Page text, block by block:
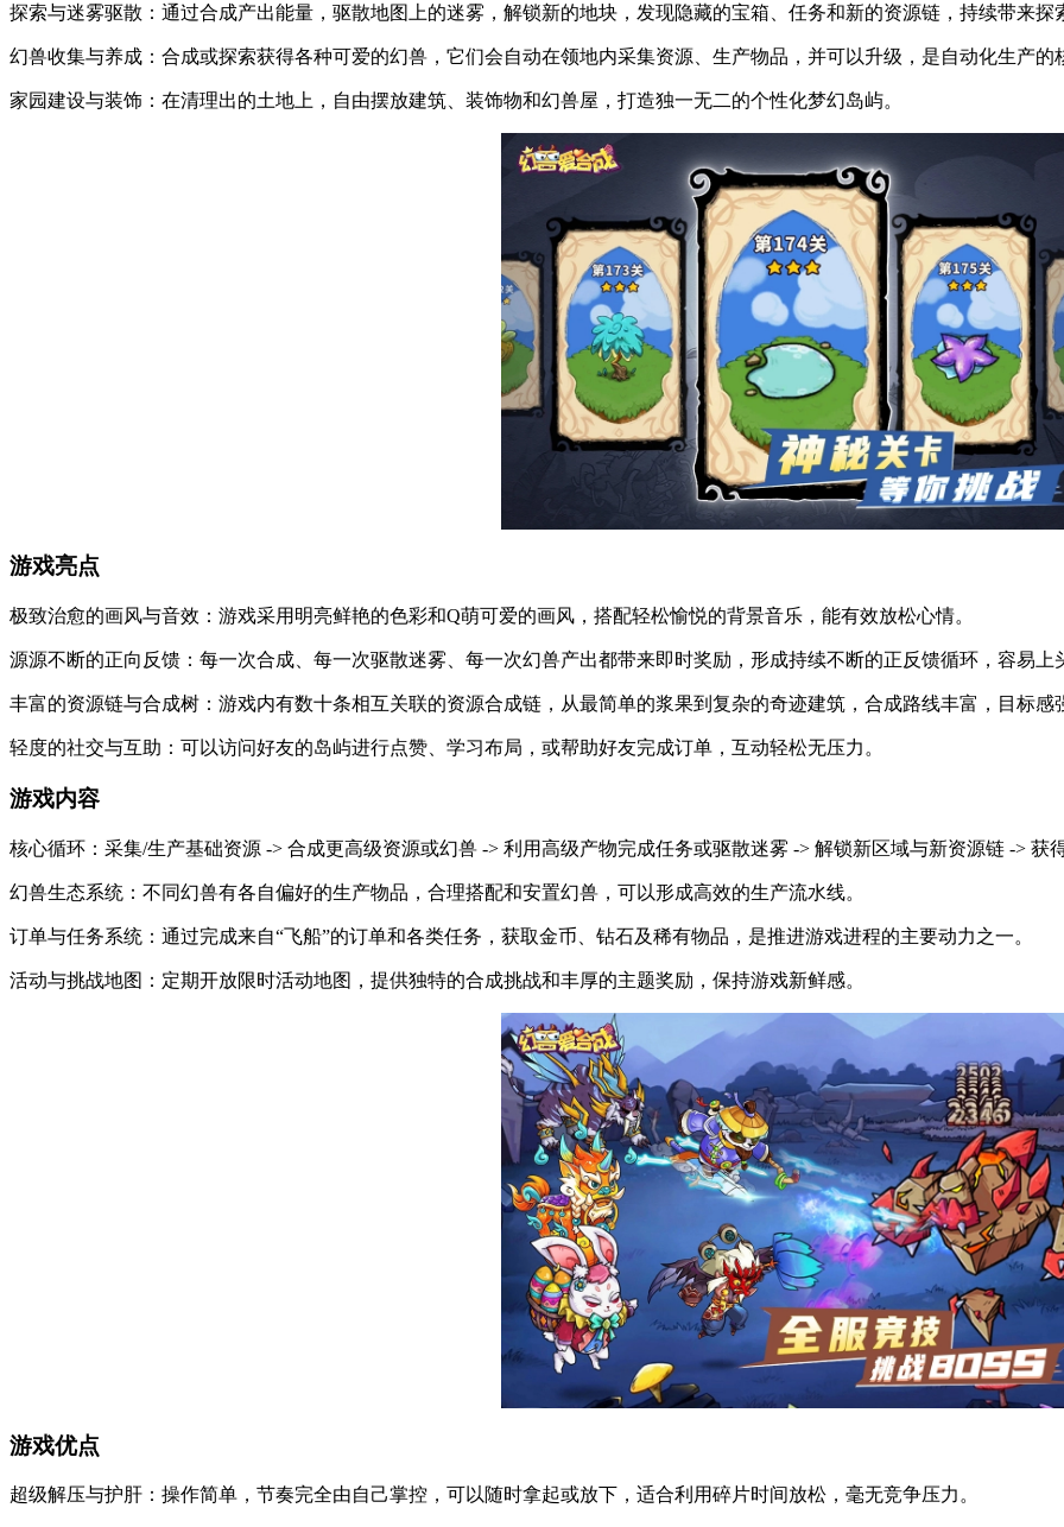
探索与迷雾驱散：通过合成产出能量，驱散地图上的迷雾，解锁新的地块，发现隐藏的宝箱、任务和新的资源链，持续带来探
幻兽收集与养成：合成或探索获得各种可爱的幻兽，它们会自动在领地内采集资源、生产物品，并可以升级，是自动化生产的
家园建设与装饰：在清理出的土地上，自由摆放建筑、装饰物和幻兽屋，打造独一无二的个性化梦幻岛屿。
游戏亮点
极致治愈的画风与音效：游戏采用明亮鲜艳的色彩和Q萌可爱的画风，搭配轻松愉悦的背景音乐，能有效放松心情。
源源不断的正向反馈：每一次合成、每一次驱散迷雾、每一次幻兽产出都带来即时奖励，形成持续不断的正反馈循环，容易上
丰富的资源链与合成树：游戏内有数十条相互关联的资源合成链，从最简单的浆果到复杂的奇迹建筑，合成路线丰富，目标感
轻度的社交与互助：可以访问好友的岛屿进行点赞、学习布局，或帮助好友完成订单，互动轻松无压力。
游戏内容
核心循环：采集/生产基础资源 -> 合成更高级资源或幻兽 -> 利用高级产物完成任务或驱散迷雾 -> 解锁新区域与新资源链 -> 获
幻兽生态系统：不同幻兽有各自偏好的生产物品，合理搭配和安置幻兽，可以形成高效的生产流水线。
订单与任务系统：通过完成来自“飞船”的订单和各类任务，获取金币、钻石及稀有物品，是推进游戏进程的主要动力之一。
活动与挑战地图：定期开放限时活动地图，提供独特的合成挑战和丰厚的主题奖励，保持游戏新鲜感。
游戏优点
超级解压与护肝：操作简单，节奏完全由自己掌控，可以随时拿起或放下，适合利用碎片时间放松，毫无竞争压力。